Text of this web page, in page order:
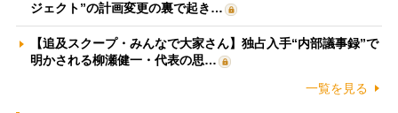
ジェクト”の計画変更の裏で起き…
【追及スクープ・みんなで大家さん】独占入手“内部議事録”で
明かされる柳瀬健一・代表の思…
一覧を見る